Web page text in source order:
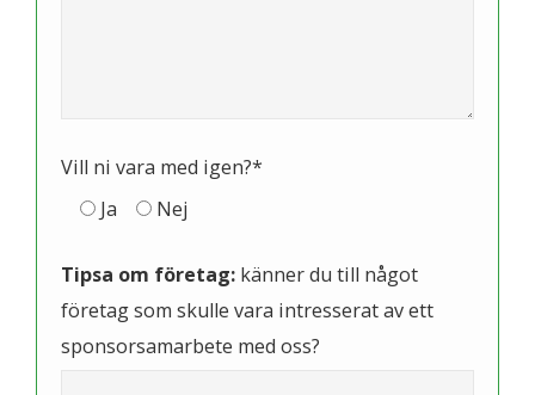
Vill ni vara med igen?*
Ja
Nej
Tipsa om företag: känner du till något
företag som skulle vara intresserat av ett
sponsorsamarbete med oss?